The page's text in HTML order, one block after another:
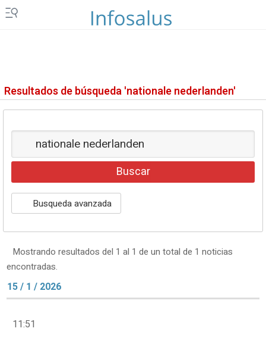
EPAGRO
ES EUROPA
GENERACIÓN DE OPORTUNIDADES
Resultados de búsqueda 'nationale nederlanden'
Busqueda avanzada
Mostrando resultados del 1 al 1 de un total de 1 noticias
encontradas.
15 / 1 / 2026
11:51